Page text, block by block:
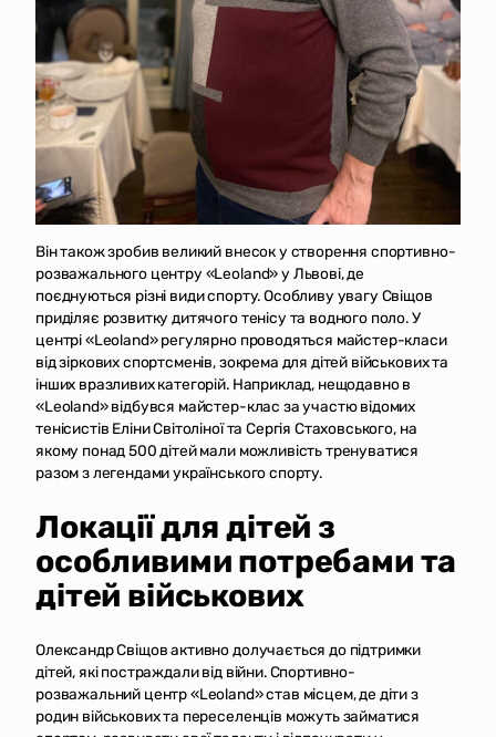
Він також зробив великий внесок у створення спортивно-
розважального центру «Leoland» у Львові, де
поєднуються різні види спорту. Особливу увагу Свіщов
приділяє розвитку дитячого тенісу та водного поло. У
центрі «Leoland» регулярно проводяться майстер-класи
від зіркових спортсменів, зокрема для дітей військових та
інших вразливих категорій. Наприклад, нещодавно в
«Leoland» відбувся майстер-клас за участю відомих
тенісистів Еліни Світоліної та Сергія Стаховського, на
якому понад 500 дітей мали можливість тренуватися
разом з легендами українського спорту.
Локації для дітей з
особливими потребами та
дітей військових
Олександр Свіщов активно долучається до підтримки
дітей, які постраждали від війни. Спортивно-
розважальний центр «Leoland» став місцем, де діти з
родин військових та переселенців можуть займатися